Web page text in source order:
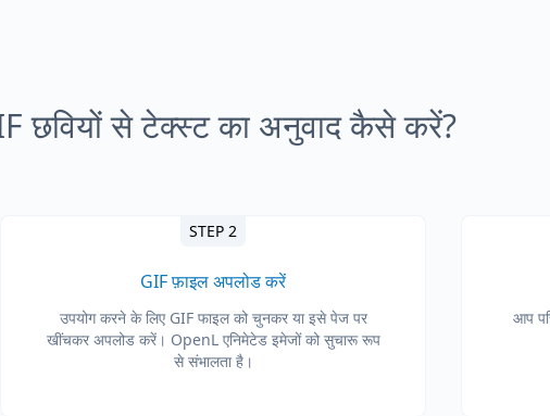
छवियों से टेक्स्ट का अनुवाद कैसे करें?
STEP 2
GIF फ़ाइल अपलोड करें
उपयोग करने के लिए GIF फाइल को चुनकर या इसे पेज पर
खींचकर अपलोड करें। OpenL एनिमेटेड इमेजों को सुचारू रूप
से संभालता है।
आप